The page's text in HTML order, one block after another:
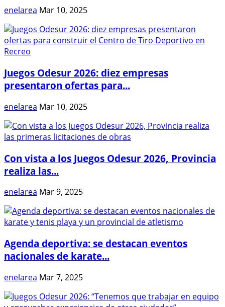
enelarea Mar 10, 2025
Juegos Odesur 2026: diez empresas
presentaron ofertas para...
enelarea Mar 10, 2025
Con vista a los Juegos Odesur 2026, Provincia
realiza las...
enelarea Mar 9, 2025
Agenda deportiva: se destacan eventos
nacionales de karate...
enelarea Mar 7, 2025